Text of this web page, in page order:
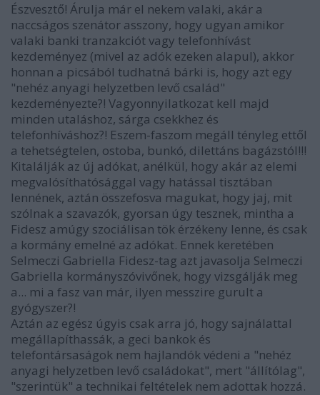
Észvesztő! Árulja már el nekem valaki, akár a
naccságos szenátor asszony, hogy ugyan amikor
valaki banki tranzakciót vagy telefonhívást
kezdeményez (mivel az adók ezeken alapul), akkor
honnan a picsából tudhatná bárki is, hogy azt egy
"nehéz anyagi helyzetben levő család"
kezdeményezte?! Vagyonnyilatkozat kell majd
minden utaláshoz, sárga csekkhez és
telefonhíváshoz?! Eszem-faszom megáll tényleg ettől
a tehetségtelen, ostoba, bunkó, dilettáns bagázstól!!!
Kitalálják az új adókat, anélkül, hogy akár az elemi
megvalósíthatósággal vagy hatással tisztában
lennének, aztán összefosva magukat, hogy jaj, mit
szólnak a szavazók, gyorsan úgy tesznek, mintha a
Fidesz amúgy szociálisan tök érzékeny lenne, és csak
a kormány emelné az adókat. Ennek keretében
Selmeczi Gabriella Fidesz-tag azt javasolja Selmeczi
Gabriella kormányszóvivőnek, hogy vizsgálják meg
a... mi a fasz van már, ilyen messzire gurult a
gyógyszer?!
Aztán az egész úgyis csak arra jó, hogy sajnálattal
megállapíthassák, a geci bankok és
telefontársaságok nem hajlandók védeni a "nehéz
anyagi helyzetben levő családokat", mert "állítólag",
"szerintük" a technikai feltételek nem adottak hozzá.